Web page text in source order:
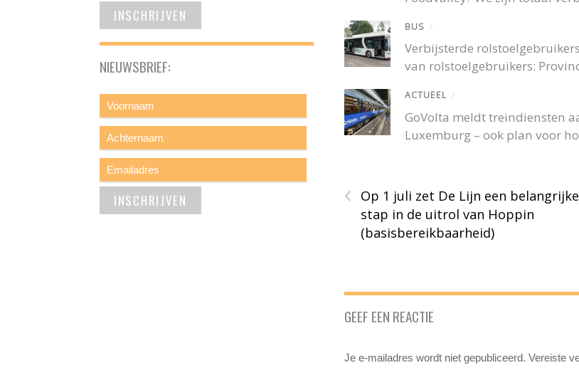
BUS /
Verbijsterde
van rolstoelgebruikers:
ACTUEEL /
GoVolta meldt treindiensten
Luxemburg – ook plan voor
‹
Op 1 juli zet De Lijn een belangrijke
stap in de uitrol van Hoppin
(basisbereikbaarheid)
GEEF EEN REACTIE
Je e-mailadres wordt niet gepubliceerd. Vereiste
NIEUWSBRIEF: